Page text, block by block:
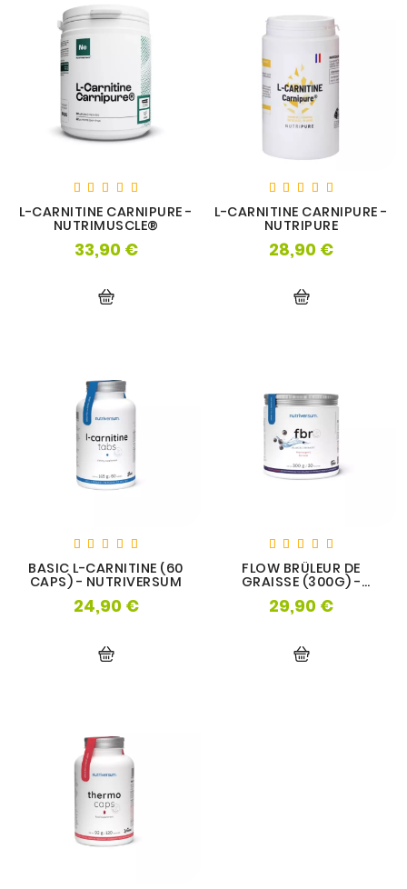
L-CARNITINE CARNIPURE -
NUTRIMUSCLE®
33,90 €Prix
L-CARNITINE CARNIPURE -
NUTRIPURE
28,90 €Prix
BASIC L-CARNITINE (60
CAPS) - NUTRIVERSUM
24,90 €Prix
FLOW BRÛLEUR DE
GRAISSE (300G) -
NUTRIVERSUM
29,90 €Prix